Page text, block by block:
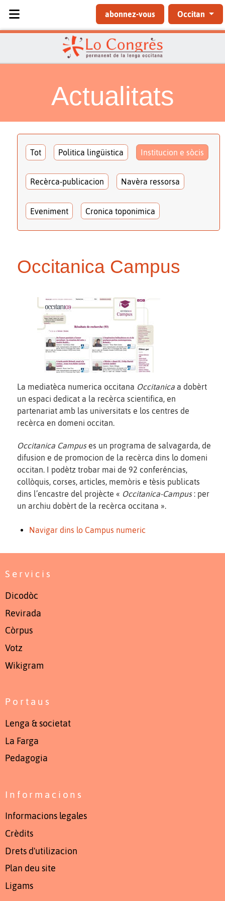
abonnez-vous Occitan
Actualitats
Tot Politica lingüistica Institucion e sòcis
Recèrca-publicacion Navèra ressorsa
Eveniment Cronica toponimica
Occitanica Campus
La mediatèca numerica occitana Occitanica a dobèrt
un espaci dedicat a la recèrca scientifica, en
partenariat amb las universitats e los centres de
recèrca en domeni occitan.
Occitanica Campuses un programa de salvagarda, de
difusion e de promocion de la recèrca dins lo domeni
occitan. I podètz trobar mai de 92 conferéncias,
collòquis, corses, articles, memòris e tèsis publicats
dins l’encastre del projècte « Occitanica-Campus: per
un archiu dobèrt de la recèrca occitana ».
Navigar dins lo Campus numeric
Servicis
Dicodòc
Revirada
Còrpus
Votz
Wikigram
Portaus
Lenga & societat
La Farga
Pedagogia
Informacions
Informacions legales
Crèdits
Drets d'utilizacion
Plan deu site
Ligams